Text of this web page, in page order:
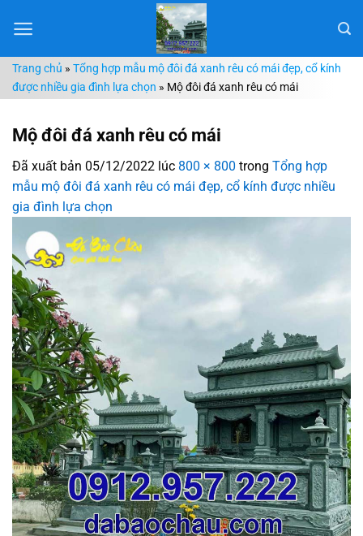
đến
dungTrang chủ » Tổng hợp mẫu mộ đôi đá xanh rêu có mái đẹp, cổ kính
được nhiều gia đình lựa chọn » Mộ đôi đá xanh rêu có mái
Mộ đôi đá xanh rêu có mái
Đã xuất bản 05/12/2022 lúc 800 × 800 trong Tổng hợp
mẫu mộ đôi đá xanh rêu có mái đẹp, cổ kính được nhiều
gia đình lựa chọn